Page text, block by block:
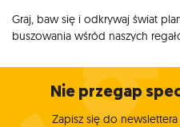
Graj, baw się i odkrywaj świat
buszowania wśród naszych
Nie przegap
Zapisz się do